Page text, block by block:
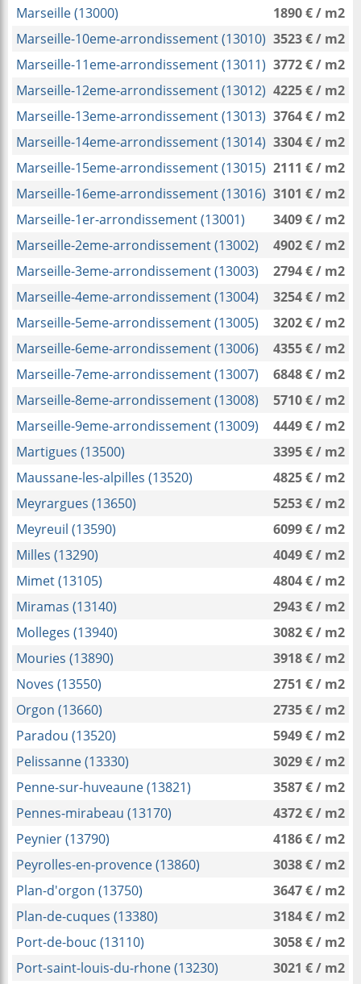
Marseille (13000)
1890 € / m2
Marseille-10eme-arrondissement (13010) 3523 € / m2
Marseille-11eme-arrondissement (13011) 3772 € / m2
Marseille-12eme-arrondissement (13012) 4225 € / m2
Marseille-13eme-arrondissement (13013) 3764 € / m2
Marseille-14eme-arrondissement (13014) 3304 € / m2
Marseille-15eme-arrondissement (13015) 2111 € / m2
Marseille-16eme-arrondissement (13016) 3101 € / m2
Marseille-1er-arrondissement (13001)
3409 € / m2
Marseille-2eme-arrondissement (13002)
4902 € / m2
Marseille-3eme-arrondissement (13003)
2794 € / m2
Marseille-4eme-arrondissement (13004)
3254 € / m2
Marseille-5eme-arrondissement (13005)
3202 € / m2
Marseille-6eme-arrondissement (13006)
4355 € / m2
Marseille-7eme-arrondissement (13007)
6848 € / m2
Marseille-8eme-arrondissement (13008)
5710 € / m2
Marseille-9eme-arrondissement (13009)
4449 € / m2
Martigues (13500)
3395 € / m2
Maussane-les-alpilles (13520)
4825 € / m2
Meyrargues (13650)
5253 € / m2
Meyreuil (13590)
6099 € / m2
Milles (13290)
4049 € / m2
Mimet (13105)
4804 € / m2
Miramas (13140)
2943 € / m2
Molleges (13940)
3082 € / m2
Mouries (13890)
3918 € / m2
Noves (13550)
2751 € / m2
Orgon (13660)
2735 € / m2
Paradou (13520)
5949 € / m2
Pelissanne (13330)
3029 € / m2
Penne-sur-huveaune (13821)
3587 € / m2
Pennes-mirabeau (13170)
4372 € / m2
Peynier (13790)
4186 € / m2
Peyrolles-en-provence (13860)
3038 € / m2
Plan-d'orgon (13750)
3647 € / m2
Plan-de-cuques (13380)
3184 € / m2
Port-de-bouc (13110)
3058 € / m2
Port-saint-louis-du-rhone (13230)
3021 € / m2